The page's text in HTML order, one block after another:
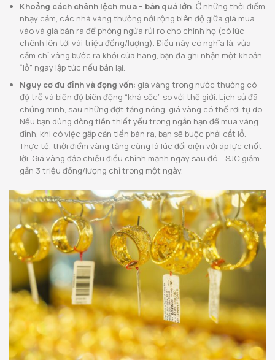
Khoảng cách chênh lệch mua – bán quá lớn: Ở những thời điểm
nhạy cảm, các nhà vàng thường nới rộng biên độ giữa giá mua
vào và giá bán ra để phòng ngừa rủi ro cho chính họ (có lúc
chênh lên tới vài triệu đồng/lượng). Điều này có nghĩa là, vừa
cầm chỉ vàng bước ra khỏi cửa hàng, bạn đã ghi nhận một khoản
“lỗ” ngay lập tức nếu bán lại.
Nguy cơ đu đỉnh và đọng vốn: giá vàng trong nước thường có
độ trễ và biến độ biên động “khá sốc” so với thế giới. Lịch sử đã
chứng minh, sau những đợt tăng nóng, giá vàng có thể rơi tự do.
Nếu bạn dùng dòng tiền thiết yếu trong ngắn hạn để mua vàng
đỉnh, khi có việc gấp cần tiền bán ra, bạn sẽ buộc phải cắt lỗ.
Thực tế, thời điểm vàng tăng cũng là lúc đối diện với áp lực chốt
lời. Giá vàng đảo chiều điều chỉnh mạnh ngay sau đó – SJC giảm
gần 3 triệu đồng/lượng chỉ trong một ngày.